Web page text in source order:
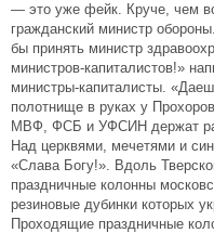
— это уже фейк. Круче, чем
гражданский министр
бы принять министр
министров-капиталистов!»
министры-капиталисты.
полотнище в руках у
МВФ, ФСБ и УФСИН держат
Над церквями, мечетями и
«Слава Богу!». Вдоль
праздничные колонны
резиновые дубинки которых
Проходящие праздничные